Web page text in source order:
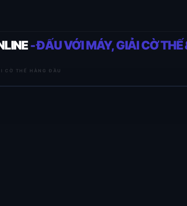
- ĐẤU VỚI MÁY, GIẢI CỜ THẾ
CỜ THẾ HÀNG ĐẦU